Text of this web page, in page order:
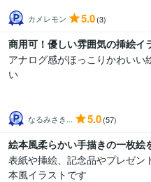
カメレモン 5.0(3)
商用可！優しい雰囲気の挿絵イ
アナログ感がほっこりかわいい
い
なるみさき... 5.0(57)
絵本風柔らかい手描きの一枚絵
表紙や挿絵、記念品やプレゼン
本風イラストです